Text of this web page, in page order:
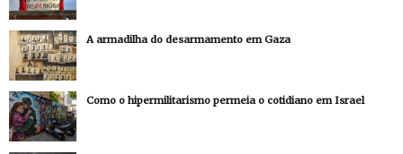
A armadilha do desarmamento em Gaza
Como o hipermilitarismo permeia o cotidiano em Israel